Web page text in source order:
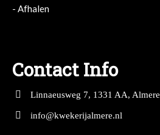
- Afhalen
Contact Info
Linnaeusweg 7, 1331 AA, Almere
info@kwekerijalmere.nl